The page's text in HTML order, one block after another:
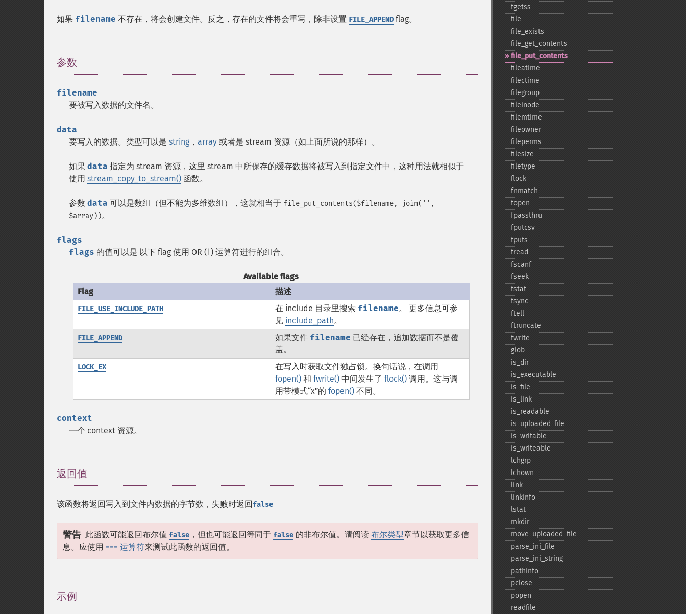
如果 filename 不存在，将会创建文件。反之，存在的文件将会重写，除非设置 FILE_APPEND flag。
参数
filename
要被写入数据的文件名。
data
要写入的数据。类型可以是 string ， array 或者是 stream 资源（如上面所说的那样）。
如果 data 指定为 stream 资源，这里 stream 中所保存的缓存数据将被写入到指定文件中，这种用法就相似于
使用 stream_copy_to_stream() 函数。
参数 data 可以是数组（但不能为多维数组），这就相当于 file_put_contents($filename, join('',
$array))。
flags
flags 的值可以是 以下 flag 使用 OR ( ) 运算符进行的组合。
Available flags
Flag
描述
FILE_USE_INCLUDE_PATH 在 include 目录里搜索 filename。 更多信息可参
见 include_path。
FILE_APPEND 如果文件 filename 已经存在，追加数据而不是覆
盖。
LOCK_EX
在写入时获取文件独占锁。换句话说，在调用
fopen()和 fwrite()中间发生了 flock()调用。这与调
用带模式“x”的 fopen()不同。
context
一个 context 资源。
返回值
该函数将返回写入到文件内数据的字节数，失败时返回false
警告 此函数可能返回布尔值 false ，但也可能返回等同于 false 的非布尔值。请阅读 布尔类型章节以获取更多信
息。应使用 === 运算符来测试此函数的返回值。
示例
fgetss
file
file_​exists
file_​get_​contents
file_​put_​contents
fileatime
filectime
filegroup
fileinode
filemtime
fileowner
fileperms
filesize
filetype
flock
fnmatch
fopen
fpassthru
fputcsv
fputs
fread
fscanf
fseek
fstat
fsync
ftell
ftruncate
fwrite
glob
is_​dir
is_​executable
is_​file
is_​link
is_​readable
is_​uploaded_​file
is_​writable
is_​writeable
lchgrp
lchown
link
linkinfo
lstat
mkdir
move_​uploaded_​file
parse_​ini_​file
parse_​ini_​string
pathinfo
pclose
popen
readfile